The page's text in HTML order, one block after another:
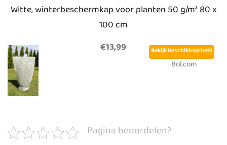
Witte, winterbeschermkap voor planten 50 g/m² 80 x
100 cm
€13,99
Bekijk Beschikbaarheid
Bol.com
Pagina beoordelen?